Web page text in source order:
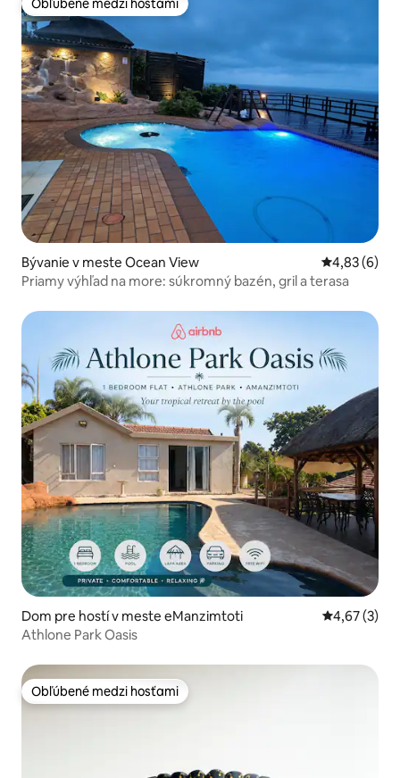
Obľúbené medzi hosťami
Obľúbené medzi hosťami
Bývanie v meste Ocean View Priemerné
4,83 (6)
Priamy výhľad na more: súkromný bazén, gril a terasa
Dom pre hostí v meste eManzimtoti Priemerné
4,67 (3)
Athlone Park Oasis
Obľúbené medzi hosťami
Obľúbené medzi hosťami